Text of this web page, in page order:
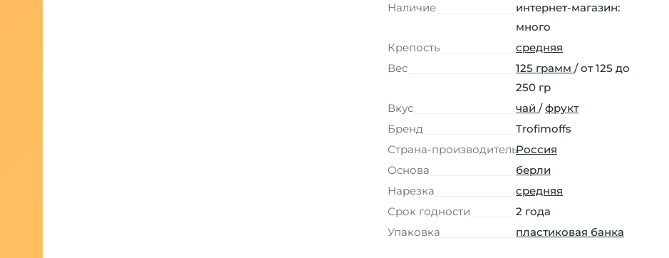
Наличие
интернет-магазин:
много
Крепость
средняя
Вес
125 грамм / от 125 до
250 гр
Вкус
чай /фрукт
Бренд
Trofimoffs
Страна-производительРоссия
Основа
берли
Нарезка
средняя
Срок годности
2 года
Упаковка
пластиковая банка